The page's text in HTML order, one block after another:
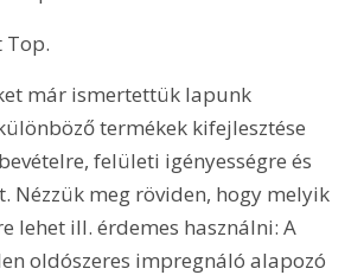
Top.
már ismertettük lapunk
termékek kifejlesztése
felületi igényességre és
Nézzük meg röviden, hogy melyik
lehet ill. érdemes használni: A
oldószeres impregnáló alapozó